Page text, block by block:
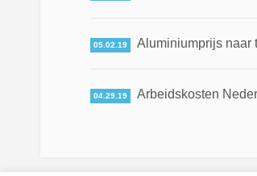
05.02.19 Aluminiumprijs naar
04.29.19 Arbeidskosten